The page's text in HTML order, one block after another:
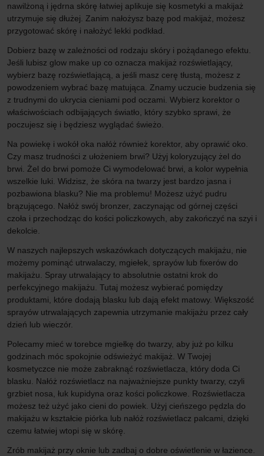
nawilżoną i jędrna skórę łatwiej aplikuje się kosmetyki a makijaż
utrzymuje się dłużej. Zanim nałożysz bazę pod makijaż, możesz
przygotować skórę i nałożyć lekki podkład.
Dobierz bazę w zależności od rodzaju skóry i pożądanego efektu.
Jeśli lubisz glow make up co oznacza makijaż rozświetlający,
wybierz bazę rozświetlającą, a jeśli masz cerę tłustą, możesz z
powodzeniem wybrać bazę matująca. Znamy uczucie budzenia się
z trudnymi do ukrycia cieniami pod oczami. Wybierz korektor o
właściwościach odbijających światło, który szybko sprawi, że
poczujesz się i będziesz wyglądać świeżo.
Na powiekę i wokół oka nałóż również korektor, aby oprawić oko.
Czy masz trudności z ułożeniem brwi? Użyj koloryzujący żel do
brwi. Żel do brwi pomoże Ci wymodelować brwi, a kolor wypełnia
wszelkie luki. Widzisz, że skóra na twarzy jest bardzo jasna i
pozbawiona blasku? Nie ma problemu! Możesz użyć pudru
brązującego. Nałóż swój bronzer, zaczynając od górnej części
czoła i przechodząc do kości policzkowych, aby zakończyć na szyi i
dekolcie.
W naszych najlepszych wskazówkach dotyczących makijażu, nie
możemy pominąć utrwalaczy, mgiełek, sprayów lub fixerów do
makijażu. Spray utrwalający to absolutnie ostatni krok do
perfekcyjnego makijażu. Tutaj możesz wybierać pomiędzy
produktami, które dodają blasku lub dają efekt matowy. Większość
sprayów utrwalających zapewnia utrzymanie makijażu przez cały
dzień lub wieczór.
Polecamy mieć w torebce mgiełkę do twarzy, aby już po kilku
godzinach móc spokojnie odświeżyć makijaż. W Twojej
kosmetyczce nie może zabraknąć rozświetlacza, który doda Ci
blasku. Nałóż rozświetlacz na najważniejsze punkty twarzy, czyli
grzbiet nosa, łuk kupidyna oraz kości policzkowe. Rozświetlacza
możesz też użyć jako cieni do powiek. Użyj cieńszego pędzla do
makijażu w kształcie piórka lub nałóż rozświetlacz palcami, dzięki
czemu łatwiej wtopi się w skórę.
Zrób makijaż przy oknie lub zadbaj o dobre oświetlenie w łazience.